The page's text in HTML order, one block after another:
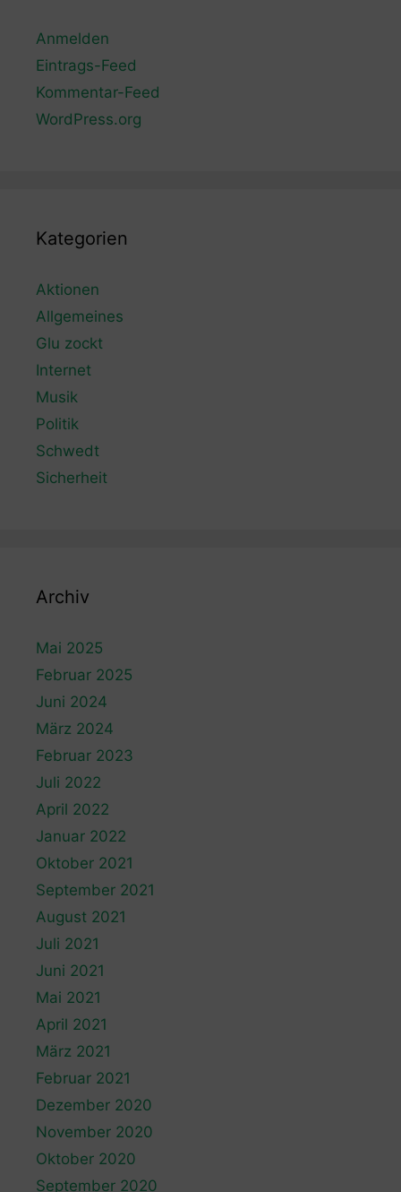
Anmelden
Eintrags-Feed
Kommentar-Feed
WordPress.org
Kategorien
Aktionen
Allgemeines
Glu zockt
Internet
Musik
Politik
Schwedt
Sicherheit
Archiv
Mai 2025
Februar 2025
Juni 2024
März 2024
Februar 2023
Juli 2022
April 2022
Januar 2022
Oktober 2021
September 2021
August 2021
Juli 2021
Juni 2021
Mai 2021
April 2021
März 2021
Februar 2021
Dezember 2020
November 2020
Oktober 2020
September 2020